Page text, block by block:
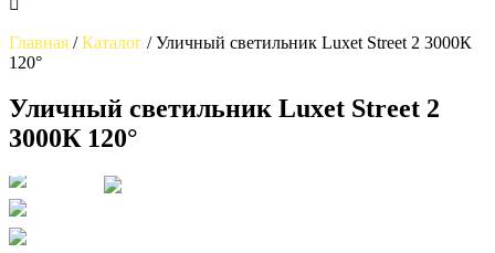
Главная /Каталог /Уличный светильник Luxet Street 2 3000К
120°
Уличный светильник Luxet Street 2
3000К 120°